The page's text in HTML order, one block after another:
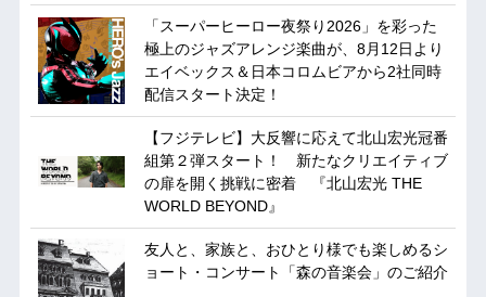
「スーパーヒーロー夜祭り2026」を彩った
極上のジャズアレンジ楽曲が、8月12日より
エイベックス＆日本コロムビアから2社同時
配信スタート決定！
【フジテレビ】大反響に応えて北山宏光冠番
組第２弾スタート！ 新たなクリエイティブ
の扉を開く挑戦に密着 『北山宏光 THE
WORLD BEYOND』
友人と、家族と、おひとり様でも楽しめるシ
ョート・コンサート「森の音楽会」のご紹介